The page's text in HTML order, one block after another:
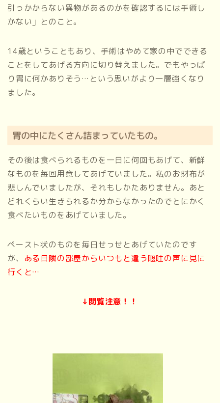
引っかからない異物があるのかを確認するには手術し
かない」とのこと。
14歳ということもあり、手術はやめて家の中でできる
ことをしてあげる方向に切り替えました。でもやっぱ
り胃に何かありそう…という思いがより一層強くなり
ました。
胃の中にたくさん詰まっていたもの。
その後は食べられるものを一日に何回もあげて、新鮮
なものを毎回用意してあげていました。私のお財布が
悲しんでいましたが、それもしかたありません。あと
どれくらい生きられるか分からなかったのでとにかく
食べたいものをあげていました。
ペースト状のものを毎日せっせとあげていたのです
が、 ある日隣の部屋からいつもと違う嘔吐の声に見に
行くと…
↓閲覧注意！！